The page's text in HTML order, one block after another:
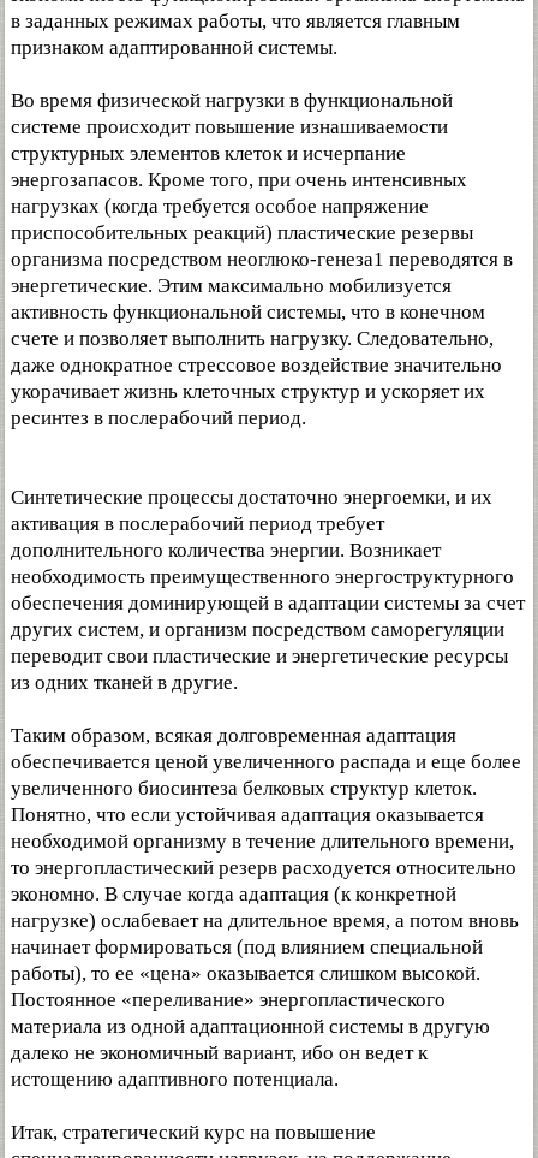
в заданных режимах работы, что является главным
признаком адаптированной системы.
Во время физической нагрузки в функциональной
системе происходит повышение изнашиваемости
структурных элементов клеток и исчерпание
энергозапасов. Кроме того, при очень интенсивных
нагрузках (когда требуется особое напряжение
приспособительных реакций) пластические резервы
организма посредством неоглюко-генеза1 переводятся в
энергетические. Этим максимально мобилизуется
активность функциональной системы, что в конечном
счете и позволяет выполнить нагрузку. Следовательно,
даже однократное стрессовое воздействие значительно
укорачивает жизнь клеточных структур и ускоряет их
ресинтез в послерабочий период.
Синтетические процессы достаточно энергоемки, и их
активация в послерабочий период требует
дополнительного количества энергии. Возникает
необходимость преимущественного энергоструктурного
обеспечения доминирующей в адаптации системы за счет
других систем, и организм посредством саморегуляции
переводит свои пластические и энергетические ресурсы
из одних тканей в другие.
Таким образом, всякая долговременная адаптация
обеспечивается ценой увеличенного распада и еще более
увеличенного биосинтеза белковых структур клеток.
Понятно, что если устойчивая адаптация оказывается
необходимой организму в течение длительного времени,
то энергопластический резерв расходуется относительно
экономно. В случае когда адаптация (к конкретной
нагрузке) ослабевает на длительное время, а потом вновь
начинает формироваться (под влиянием специальной
работы), то ее «цена» оказывается слишком высокой.
Постоянное «переливание» энергопластического
материала из одной адаптационной системы в другую
далеко не экономичный вариант, ибо он ведет к
истощению адаптивного потенциала.
Итак, стратегический курс на повышение